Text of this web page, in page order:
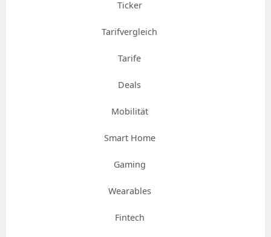
Ticker
Tarifvergleich
Tarife
Deals
Mobilität
Smart Home
Gaming
Wearables
Fintech